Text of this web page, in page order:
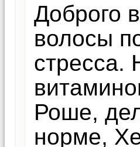
Доброго
волосы
стресса.
Роше,
норме,